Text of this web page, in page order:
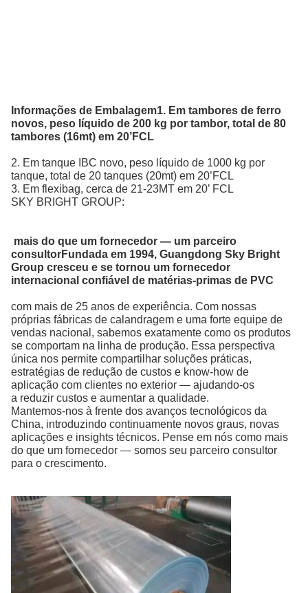
Informações de Embalagem1. Em tambores de ferro
novos, peso líquido de 200 kg por tambor, total de 80
tambores (16mt) em 20’FCL
2. Em tanque IBC novo, peso líquido de 1000 kg por
tanque, total de 20 tanques (20mt) em 20’FCL
3. Em flexibag, cerca de 21-23MT em 20’ FCL
SKY BRIGHT GROUP:
mais do que um fornecedor — um parceiro
consultorFundada em 1994, Guangdong Sky Bright
Group cresceu e se tornou um fornecedor
internacional confiável de matérias-primas de PVC
com mais de 25 anos de experiência. Com nossas
próprias fábricas de calandragem e uma forte equipe de
vendas nacional, sabemos exatamente como os produtos
se comportam na linha de produção. Essa perspectiva
única nos permite compartilhar soluções práticas,
estratégias de redução de custos e know-how de
aplicação com clientes no exterior — ajudando-os
a reduzir custos e aumentar a qualidade.
Mantemos-nos à frente dos avanços tecnológicos da
China, introduzindo continuamente novos graus, novas
aplicações e insights técnicos. Pense em nós como mais
do que um fornecedor — somos seu parceiro consultor
para o crescimento.